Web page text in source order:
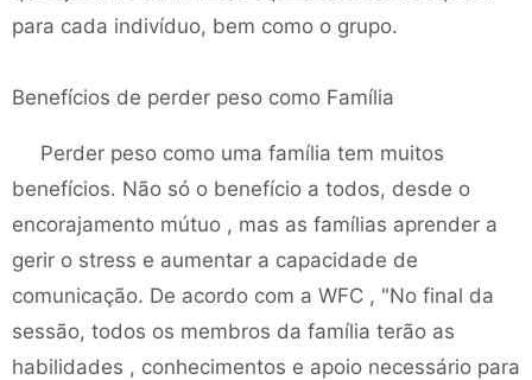
para cada indivíduo, bem como o grupo.
Benefícios de perder peso como Família
Perder peso como uma família tem muitos
benefícios. Não só o benefício a todos, desde o
encorajamento mútuo , mas as famílias aprender a
gerir o stress e aumentar a capacidade de
comunicação. De acordo com a WFC , "No final da
sessão, todos os membros da família terão as
habilidades , conhecimentos e apoio necessário para